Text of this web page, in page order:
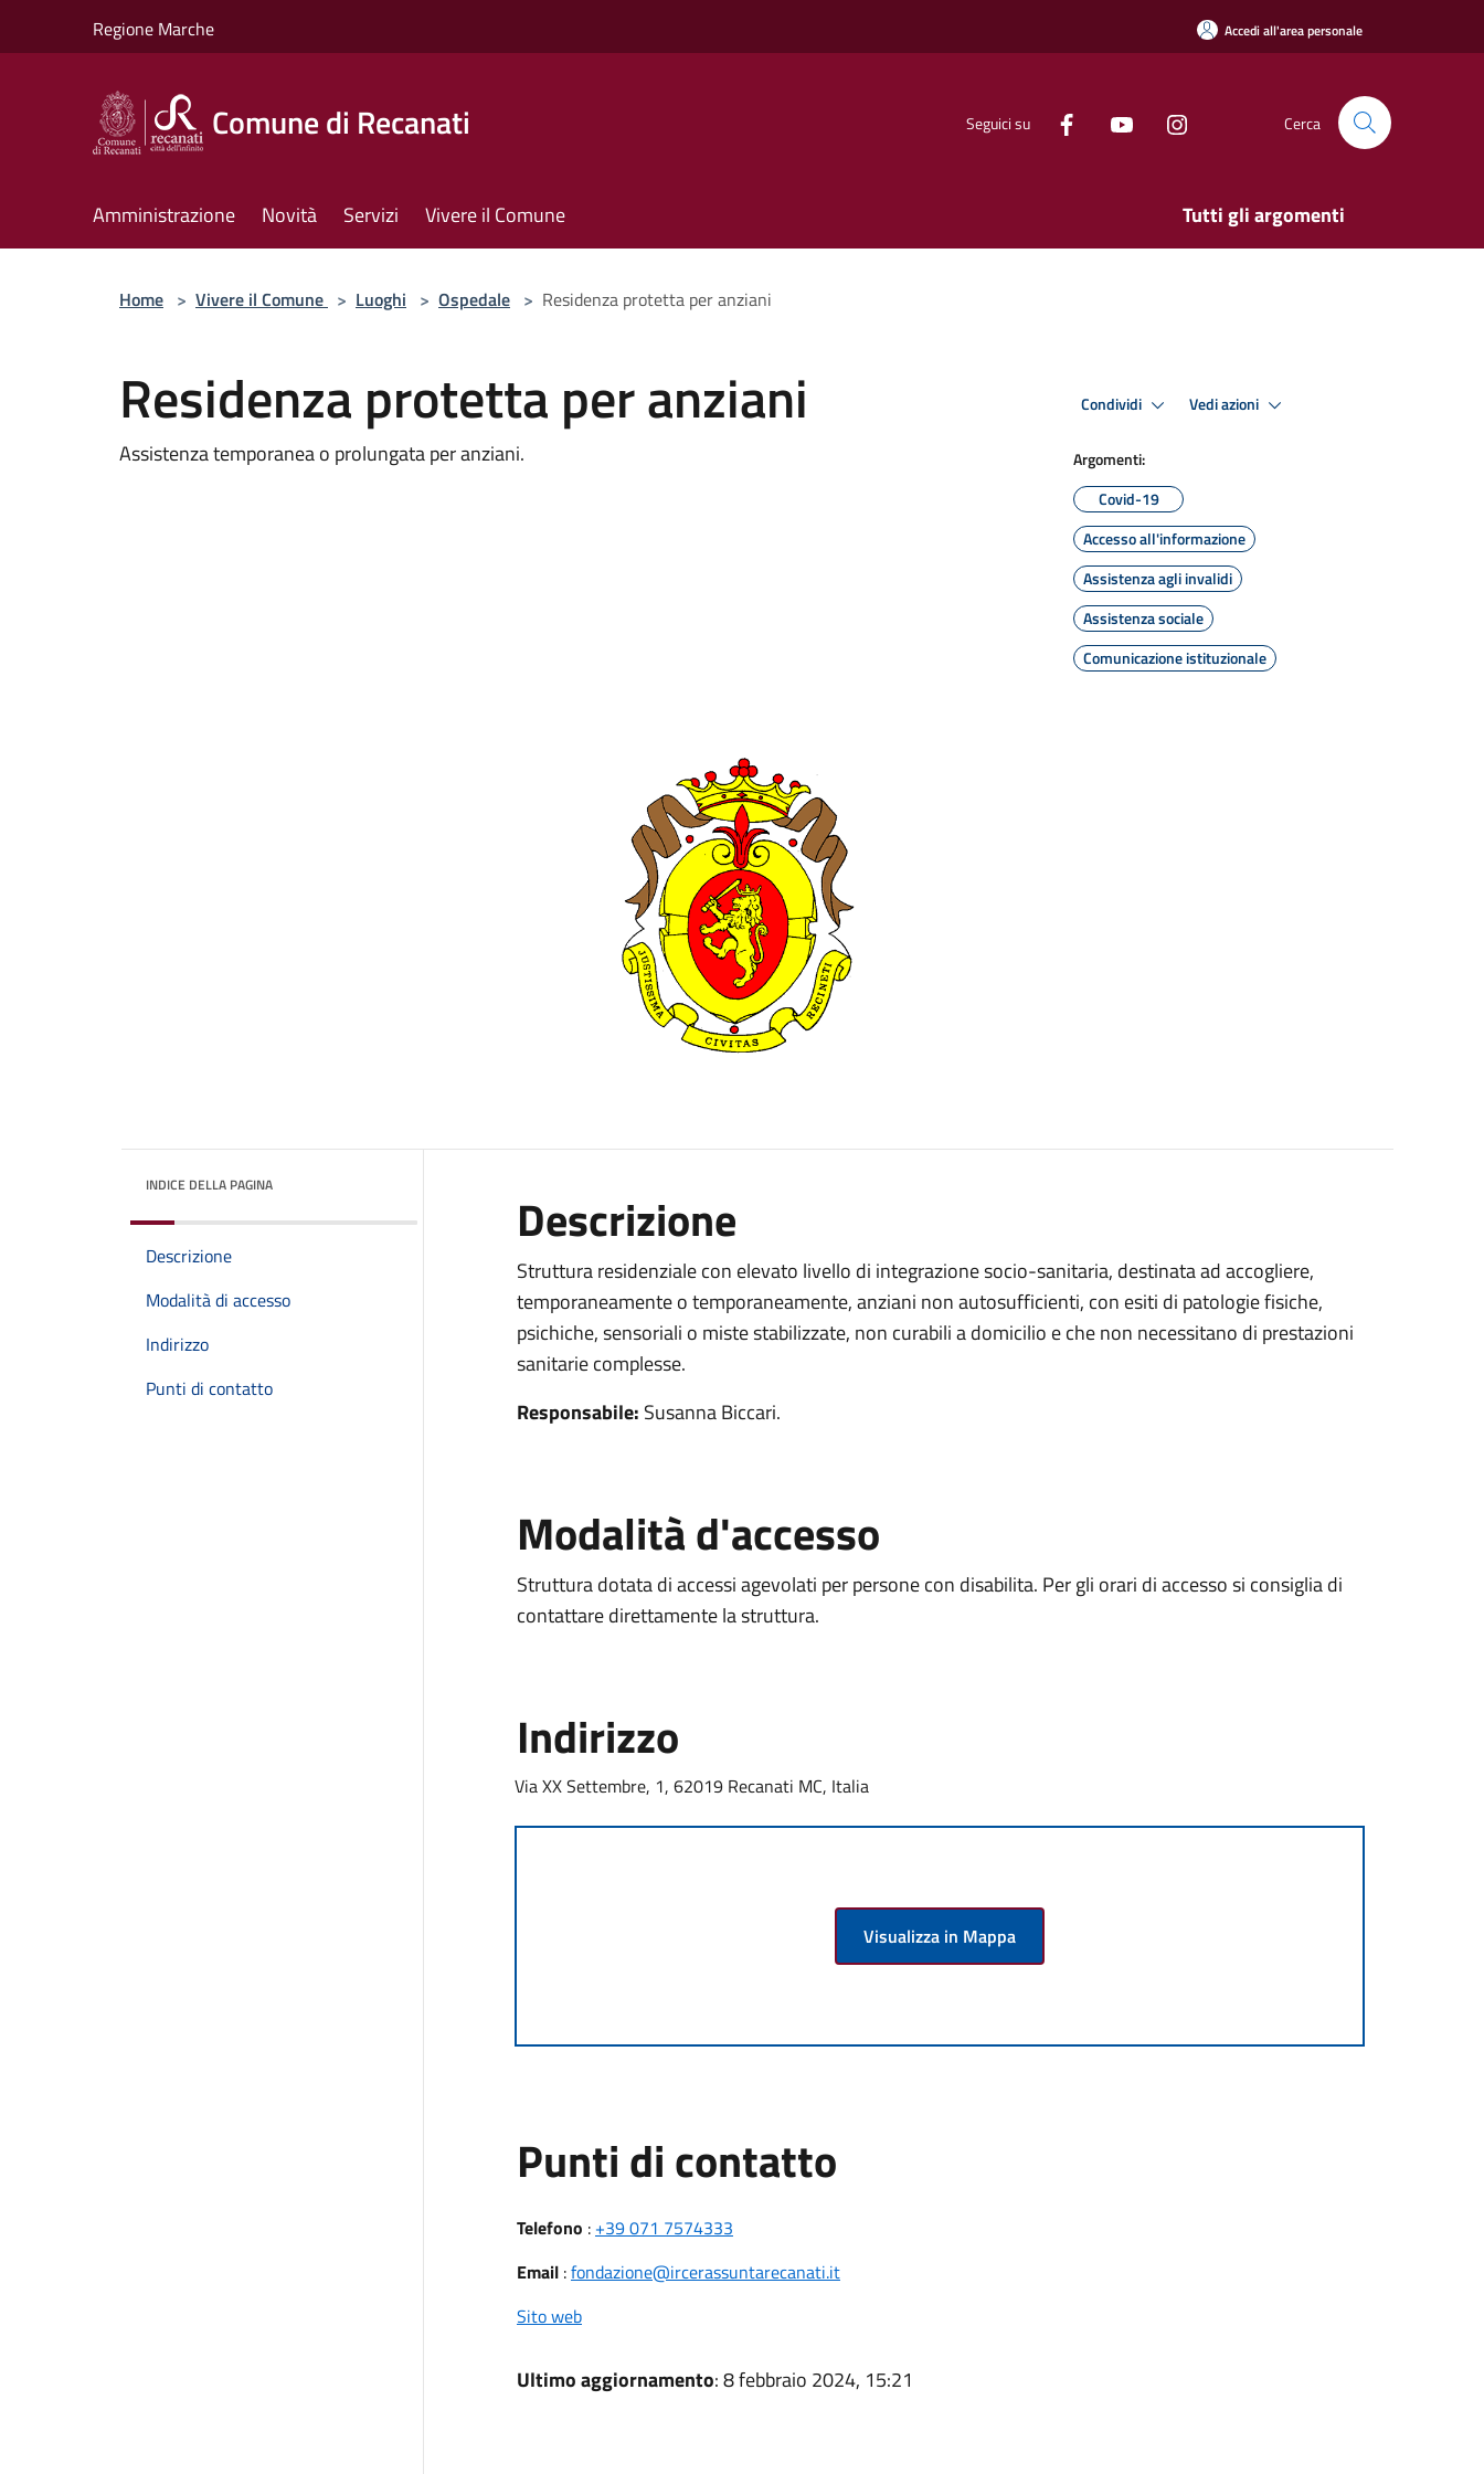
Regione Marche Accedi all'area personale
Comune di Recanati Seguici su Cerca
Amministrazione Novità Servizi Vivere il Comune Tutti gli argomenti
Home > Vivere il Comune > Luoghi > Ospedale > Residenza protetta per anziani
Residenza protetta per anziani
Assistenza temporanea o prolungata per anziani.
Condividi Vedi azioni
Argomenti:
Covid-19
Accesso all'informazione
Assistenza agli invalidi
Assistenza sociale
Comunicazione istituzionale
INDICE DELLA PAGINA
Descrizione
Modalità di accesso
Indirizzo
Punti di contatto
Descrizione
Struttura residenziale con elevato livello di integrazione socio-sanitaria, destinata ad accogliere,
temporaneamente o temporaneamente, anziani non autosufficienti, con esiti di patologie fisiche,
psichiche, sensoriali o miste stabilizzate, non curabili a domicilio e che non necessitano di prestazioni
sanitarie complesse.
Responsabile: Susanna Biccari.
Modalità d'accesso
Struttura dotata di accessi agevolati per persone con disabilita. Per gli orari di accesso si consiglia di
contattare direttamente la struttura.
Indirizzo
Via XX Settembre, 1, 62019 Recanati MC, Italia
Visualizza in Mappa
Punti di contatto
Telefono : +39 071 7574333
Email:fondazione@ircerassuntarecanati.it
Sito web
Ultimo aggiornamento: 8 febbraio 2024, 15:21